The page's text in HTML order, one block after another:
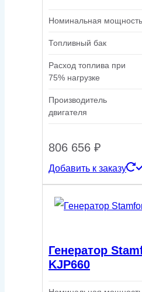
Номинальная мощность
Топливный бак
Расход топлива при
75% нагрузке
Производитель
двигателя
806 656 ₽
Добавить к заказу
Генератор
KJP660